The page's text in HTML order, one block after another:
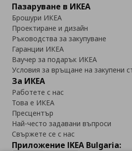
Пазаруване в ИКЕА
Брошури ИКЕА
Проектиране и дизайн
Ръководства за закупуване
Гаранции ИКЕА
Ваучер за подарък ИКЕА
Условия за връщане на закупени
За ИКЕА
Работете с нас
Това е ИКЕА
Пресцентър
Най-често задавани въпроси
Свържете се с нас
Приложение IKEA Bulgaria: